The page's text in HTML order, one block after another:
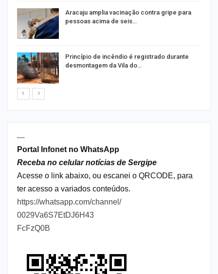
Aracaju amplia vacinação contra gripe para
pessoas acima de seis…
Princípio de incêndio é registrado durante
desmontagem da Vila do…
----
Portal Infonet no WhatsApp
Receba no celular notícias de Sergipe
Acesse o link abaixo, ou escanei o QRCODE, para
ter acesso a variados conteúdos.
https://whatsapp.com/channel/
0029Va6S7EtDJ6H43
FcFzQ0B